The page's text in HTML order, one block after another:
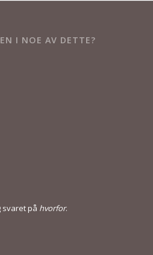
I NOE AV DETTE?
svaret på hvorfor.